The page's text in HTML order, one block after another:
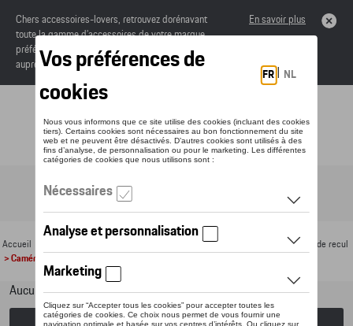
Chers accessoires-lovers, retrouvez dorénavant
toute la gamme d’accessoires de votre marque
préférée sous forme de catalogue à commander
auprès de votre concessionaire.
En savoir plus
Toggle navigation
Accueil Confort et protection
Détecteurs et caméras de recul
> Caméras de recul
Aucun modèle sélectionné (Tout afficher)